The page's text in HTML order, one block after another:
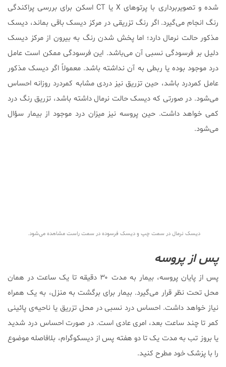
شده و تصویربرداری با پرتوهای X یا CT اسکن برای بررسی پراکندگی
رنگ انجام می‌گیرد. اگر رنگ تزریقی در مرکز دیسک باقی بماند، دیسک
مذکور حالت نرمال دارد؛ اما پخش شدن رنگ به بیرون از مرکز دیسک
دلیل بر فرسودگی نسبی آن می‌باشد. این فرسودگی ممکن است عامل
درد موجود بوده یا ربطی به آن نداشته باشد. معمولاً اگر دیسک مذکور
عامل کمردرد باشد، حین تزریق نیز دردی مشابه کمردرد روزانه احساس
می‌شود. در صورتی که دیسک حالت نرمال داشته باشد، تزریق رنگ درد
کمی خواهد داشت. حین پروسه نیز میزان درد موجود از بیمار سؤال
می‌شود.
دیسک نرمال در سمت چپ و دیسک فرسوده در سمت راست مشاهده می‌شود.
پس از پروسه
پس از پایان پروسه، بیمار به مدت ۳۰ دقیقه تا یک ساعت در همان
محل تحت نظر قرار می‌گیرد. بیمار برای برگشت به منزل، به یک همراه
نیاز خواهد داشت. احساس درد نسبی در محل تزریق یا ناحیه‌ی پائینی
کمر تا چند ساعت بعد، امری عادی است. در صورت احساس درد شدید
یا بروز تب به مدت یک تا دو هفته پس از دیسکوگرام، بلافاصله موضوع
را با پزشک خود مطرح کنید.